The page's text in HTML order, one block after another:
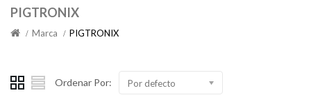
PIGTRONIX
Marca PIGTRONIX
Ordenar Por: Por defecto